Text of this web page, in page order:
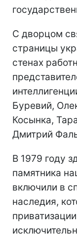
С дворцом
страницы
стенах
Буревий,
Косынка,
Дмитрий
В 1979 году
памятника
включили в
наследия,